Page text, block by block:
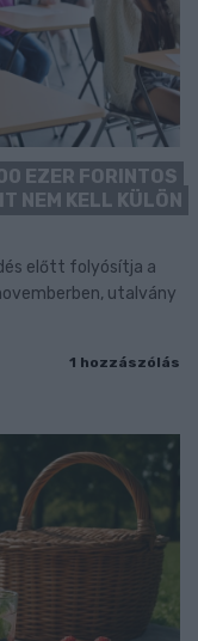
EZER FORINTOS
NEM KELL KÜLÖN
előtt folyósítja a
utalvány
1 hozzászólás